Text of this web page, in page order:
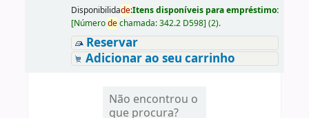
Disponibilidade:Itens disponíveis para empréstimo:
[Númerodechamada:342.2 D598] (2).
Reservar
Adicionar ao seu carrinho
Não encontrou o
que procura?